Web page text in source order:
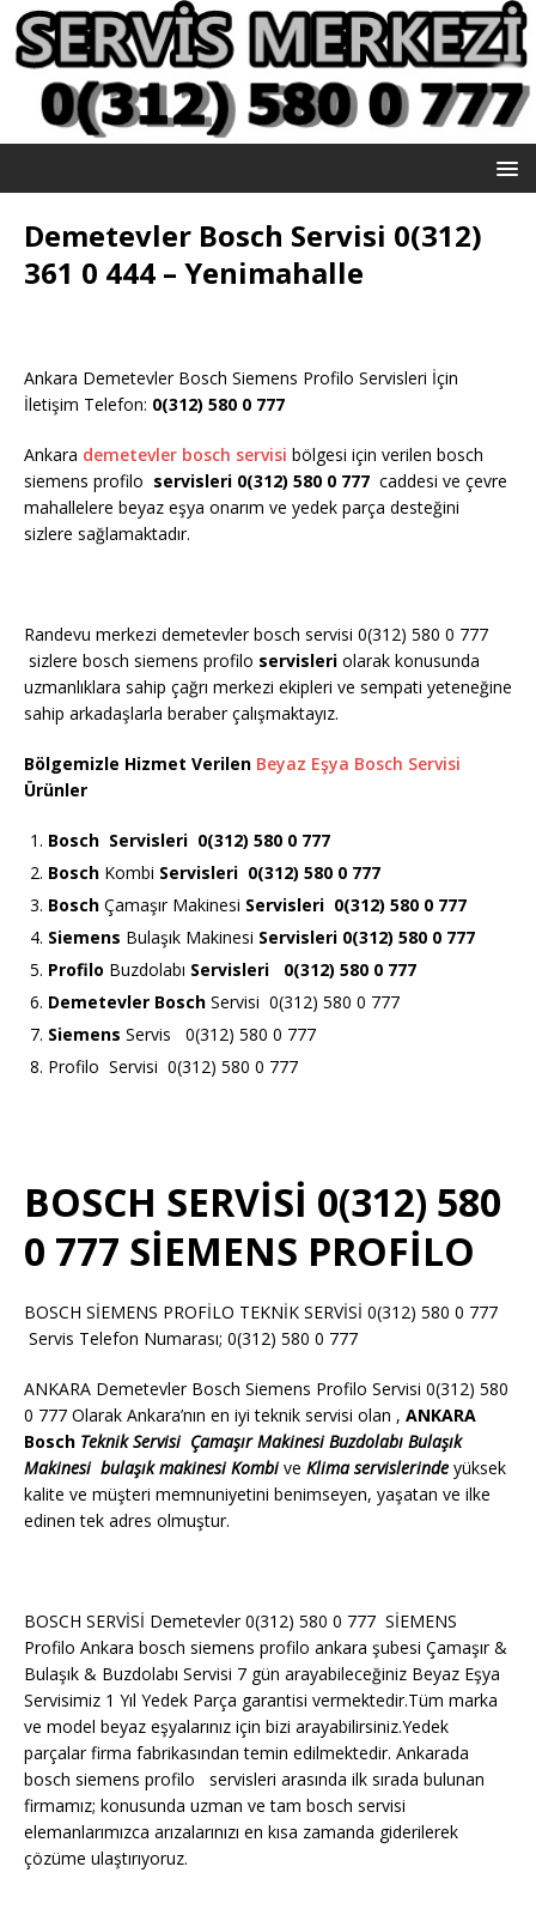
Demetevler Bosch Servisi 0(312)
361 0 444 – Yenimahalle
Ankara Demetevler Bosch Siemens Profilo Servisleri İçin
İletişim Telefon: 0(312) 580 0 777
Ankara demetevler bosch servisi bölgesi için verilen bosch
siemens profilo servisleri 0(312) 580 0 777 caddesi ve çevre
mahallelere beyaz eşya onarım ve yedek parça desteğini
sizlere sağlamaktadır.
Randevu merkezi demetevler bosch servisi 0(312) 580 0 777
sizlere bosch siemens profilo servisleri olarak konusunda
uzmanlıklara sahip çağrı merkezi ekipleri ve sempati yeteneğine
sahip arkadaşlarla beraber çalışmaktayız.
Bölgemizle Hizmet Verilen Beyaz Eşya Bosch Servisi
Ürünler
Bosch Servisleri 0(312) 580 0 777
Bosch Kombi Servisleri 0(312) 580 0 777
Bosch Çamaşır Makinesi Servisleri 0(312) 580 0 777
Siemens Bulaşık Makinesi Servisleri 0(312) 580 0 777
Profilo Buzdolabı Servisleri 0(312) 580 0 777
Demetevler Bosch Servisi 0(312) 580 0 777
Siemens Servis 0(312) 580 0 777
Profilo Servisi 0(312) 580 0 777
BOSCH SERVİSİ 0(312) 580
0 777 SİEMENS PROFİLO
BOSCH SİEMENS PROFİLO TEKNİK SERVİSİ 0(312) 580 0 777
Servis Telefon Numarası; 0(312) 580 0 777
ANKARA Demetevler Bosch Siemens Profilo Servisi 0(312) 580
0 777 Olarak Ankara’nın en iyi teknik servisi olan , ANKARA
Bosch Teknik Servisi Çamaşır MakinesiBuzdolabı Bulaşık
Makinesi bulaşık makinesiKombive Klima servislerinde yüksek
kalite ve müşteri memnuniyetini benimseyen, yaşatan ve ilke
edinen tek adres olmuştur.
BOSCH SERVİSİ Demetevler 0(312) 580 0 777 SİEMENS
Profilo Ankara bosch siemens profilo ankara şubesi Çamaşır &
Bulaşık & Buzdolabı Servisi 7 gün arayabileceğiniz Beyaz Eşya
Servisimiz 1 Yıl Yedek Parça garantisi vermektedir.Tüm marka
ve model beyaz eşyalarınız için bizi arayabilirsiniz.Yedek
parçalar firma fabrikasından temin edilmektedir. Ankarada
bosch siemens profilo servisleri arasında ilk sırada bulunan
firmamız; konusunda uzman ve tam bosch servisi
elemanlarımızca arızalarınızı en kısa zamanda giderilerek
çözüme ulaştırıyoruz.